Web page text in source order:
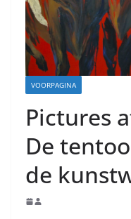
VOORPAGINA
Pictures
De
de